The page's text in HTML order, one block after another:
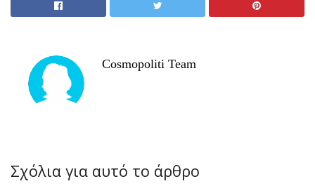
Cosmopoliti Team
Σχόλια για αυτό το άρθρο